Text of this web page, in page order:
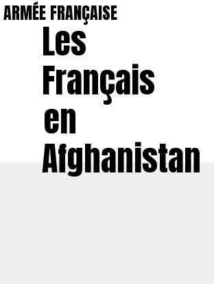
ARMÉE FRANÇAISE
Les
Français
en
Afghanistan